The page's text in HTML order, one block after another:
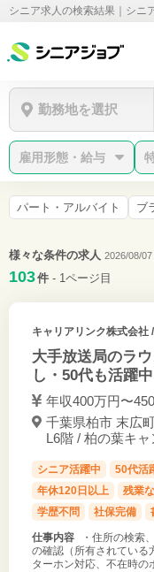
シニア求人の検索結果｜シニ
勤務地を選択
雇用形態・給与
パート・アルバイト ブ
様々な条件の求人 2026/08/
103件 - 1ページ目
キャリアリンク株式会社/
大手放送局のラ
し・50代も活躍中
年収400万円〜
千葉県柏市 末広
L6階 / 柏の葉キャ
シニア活躍中 50代活
年休120日以上
残業
学歴不問
社保完備
仕事内容
・住所の検索
の確認（所有されている
ターホン対応、不在時の